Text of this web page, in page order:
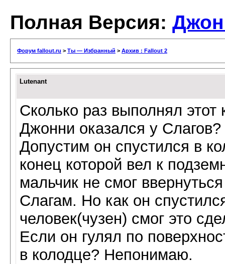
Полная Версия:
Форум fallout.ru > Ты — Избранный > Архив : Fallout 2
Lutenant
Сколько раз выполнял этот
Джонни оказался у Слагов?
Допустим он спустился в
конец которой вел к
мальчик не смог
Слагам. Но как он
человек(чузен) смог это
Если он гулял по
в колодце? Непонимаю.